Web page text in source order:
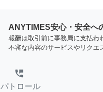
ANYTIMES安心・安全へ
報酬は取引前に事務局に支払わ
不審な内容のサービスやリクエ
perm_phone_msg
パトロール